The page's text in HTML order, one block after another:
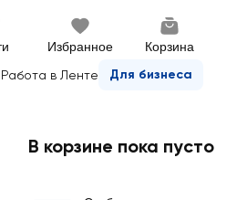
Избранное Корзина
Работа в Ленте Для бизнеса
В корзине пока пусто